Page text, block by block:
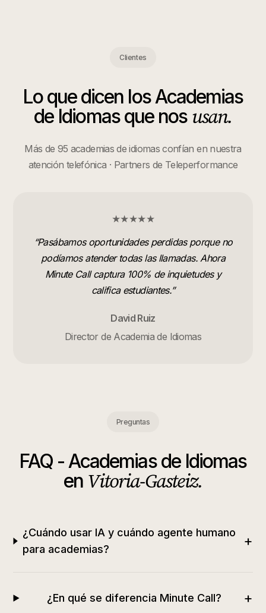
Clientes
Lo que dicen losAcademias
de Idiomasque nos usan.
Más de 95 academias de idiomas confían en nuestra
atención telefónica · Partners de Teleperformance
★★★★★
“Pasábamos oportunidades perdidas porque no
podíamos atender todas las llamadas. Ahora
Minute Call captura 100% de inquietudes y
califica estudiantes.”
David Ruiz
Director de Academia de Idiomas
Preguntas
FAQ -Academias de Idiomas
en Vitoria-Gasteiz.
¿Cuándo usar IA y cuándo agente humano
para academias?
+
¿En qué se diferencia Minute Call? +